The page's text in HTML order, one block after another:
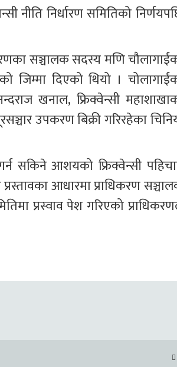
नीति निर्धारण समितिको
सञ्चालक सदस्य मणि
जिम्मा दिएको थियो ।
खनाल, फ्रिक्वेन्सी
उपकरण बिक्री गरिरहेका
सकिने आशयको फ्रिक्वेन्सी
आधारमा प्राधिकरण
प्रस्वाव पेश गरिएको